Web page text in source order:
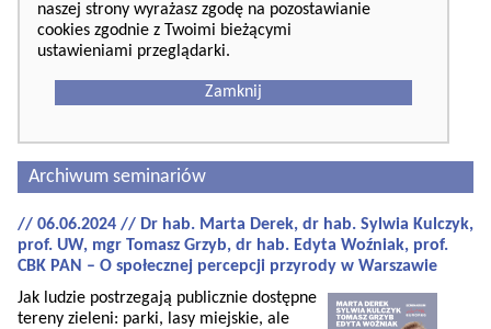
naszej strony wyrażasz zgodę na pozostawianie
cookies zgodnie z Twoimi bieżącymi
ustawieniami przeglądarki.
Zamknij
Archiwum seminariów
// 06.06.2024 // Dr hab. Marta Derek, dr hab. Sylwia Kulczyk,
prof. UW, mgr Tomasz Grzyb, dr hab. Edyta Woźniak, prof.
CBK PAN – O społecznej percepcji przyrody w Warszawie
Jak ludzie postrzegają publicznie dostępne
tereny zieleni: parki, lasy miejskie, ale